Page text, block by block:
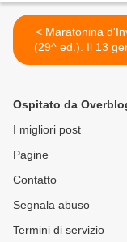
< Maratonina d'Inverno
(29^ ed.). Il 13
poker magrebino
Ospitato da
I migliori post
Pagine
Contatto
Segnala abuso
Termini di servizio